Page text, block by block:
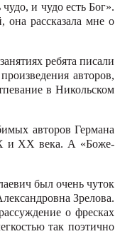
и чудо есть Бог».
рас­сказала мне о
ребята писали
авто­ров,
в Никольском
авторов Германа
и XX века. А «Боже­
был очень чуток
Зрелова.
о фресках
так поэтично